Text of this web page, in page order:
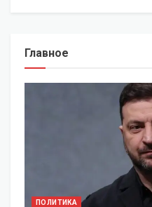
Главное
ПОЛИТИКА